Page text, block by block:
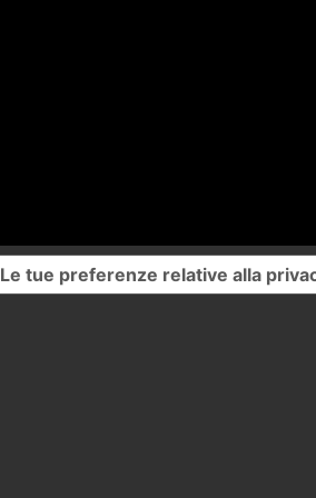
Le tue preferenze relative alla